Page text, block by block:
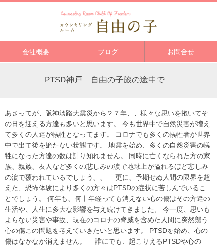
会社概要 ブログ お問合せ
PTSD神戸 自由の子旅の途中で
あさってが、阪神淡路大震災から２７年、、様々な思いを抱いてそ
の日を迎える方達も多いと思います。 今も世界中で自然災害が増え
て多くの人達が犠牲となってます。 コロナでも多くの犠牲者が世界
中で出て後を絶たない状態です。 地震を始め、多くの自然災害の犠
牲になった方達の数は計り知れません。 同時に亡くなられた方の家
族、親族、友人など多くの悲しみの涙で地球上が溢れるほど悲しみ
の涙で覆われているでしょう、、 更に、予期せぬ人間の限界を超
えた、恐怖体験により多くの方々はPTSDの症状に苦しんでいるこ
とでしょう。 何年も、何十年経っても消えない心の傷はその方達の
生活や、人生に多大な影響を与え続けてきました。 今一度、思いも
よらない災害や事故、現在のコロナの脅威を含めた人間に突然襲う
心の傷この問題を考えていきたいと思います。 PTSDを始め、心の
傷はなかなか消えません。 誰にでも、起こりえるPTSDや心の